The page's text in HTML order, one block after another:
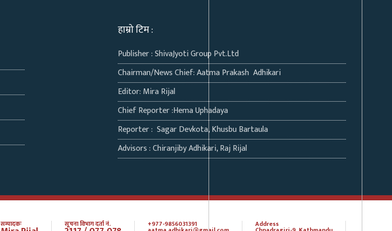
हाम्रो टिम :
Publisher : ShivaJyoti Group Pvt.Ltd
Chairman/News Chief: Aatma Prakash Adhikari
Editor: Mira Rijal
Chief Reporter :Hema Uphadaya
Reporter : Sagar Devkota, Khusbu Bartaula
Advisors : Chiranjiby Adhikari, Raj Rijal
सम्पादकः सूचना विभाग दर्ता नं. +977-9856031391 Address